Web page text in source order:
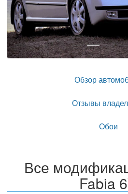
Обзор
Отзывы
Обои
Все
Fabia